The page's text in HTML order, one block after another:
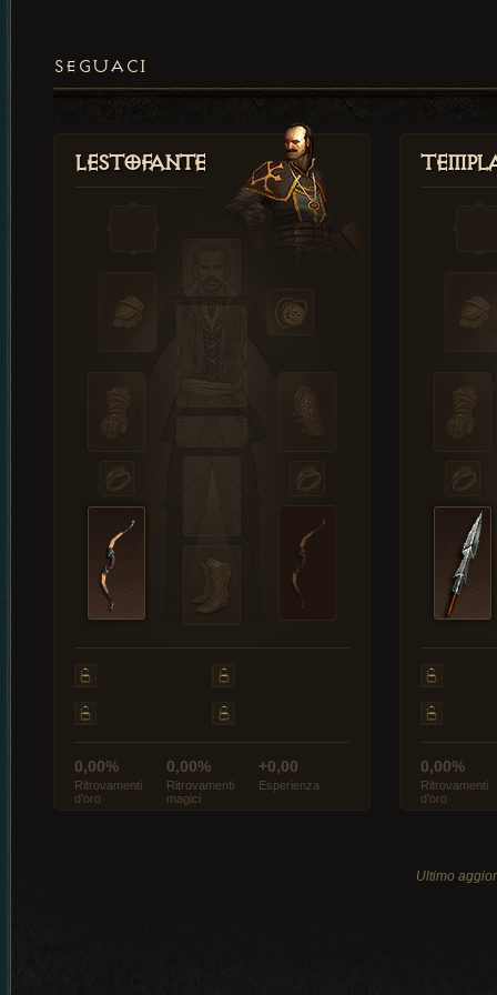
SEGUACI
Lestofante
0,00%
Ritrovamenti
d’oro
0,00%
Ritrovamenti
magici
+0,00
Esperienza
0,00%
Ritrovamenti
d’oro
Ultimo